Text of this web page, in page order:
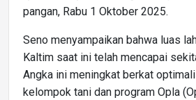
pangan, Rabu 1 Oktober 2025.
Seno menyampaikan bahwa luas
Kaltim saat ini telah mencapai
Angka ini meningkat berkat
kelompok tani dan program Opla